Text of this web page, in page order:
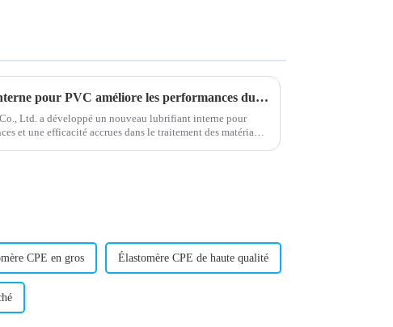
Un nouveau lubrifiant interne pour PVC améliore les performances du matériau
Ltd. a développé un nouveau lubrifiant interne pour
et une efficacité accrues dans le traitement des matériaux
CPE en gros Élastomère CPE de haute qualité